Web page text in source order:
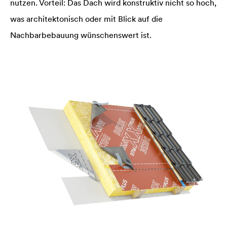
nutzen. Vorteil: Das Dach wird konstruktiv nicht so hoch,
was architektonisch oder mit Blick auf die
Nachbarbebauung wünschenswert ist.